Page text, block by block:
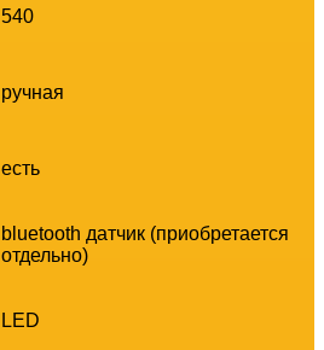
540
ручная
есть
bluetooth датчик (приобретается
отдельно)
LED